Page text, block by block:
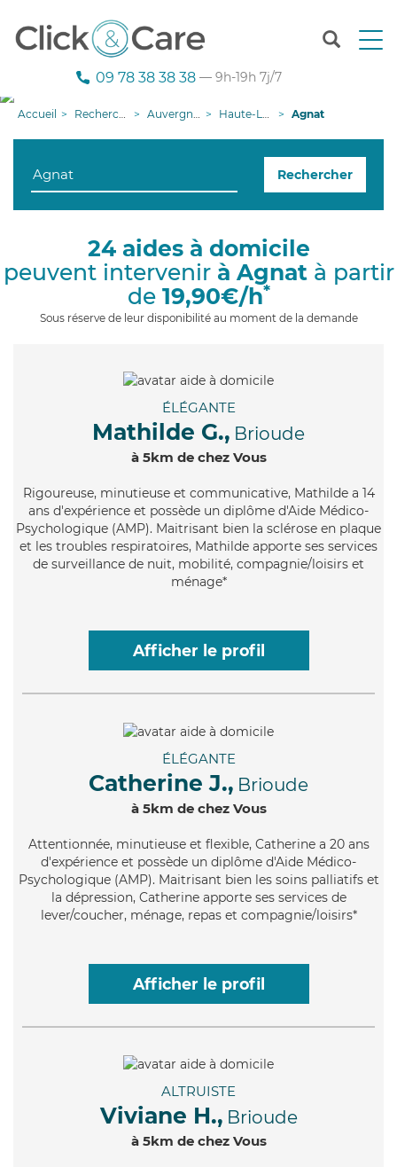
T
n
g
i
09 78 38 38 38 — 9h-19h 7j/7
Accueil Recherche aide à domicile Auvergne-Rhône-Alpes Haute-Loire Agnat
Rechercher
24 aides à domicile
peuvent intervenir à Agnatà partir
de 19,90€/h*
Sous réserve de leur disponibilité au moment de la demande
ÉLÉGANTE
Mathilde G., Brioude
à 5km de chez Vous
Rigoureuse, minutieuse et communicative, Mathilde a 14
ans d'expérience et possède un diplôme d'Aide Médico-
Psychologique (AMP). Maitrisant bien la sclérose en plaque
et les troubles respiratoires, Mathilde apporte ses services
de surveillance de nuit, mobilité, compagnie/loisirs et
ménage*
Afficher le profil
ÉLÉGANTE
Catherine J., Brioude
à 5km de chez Vous
Attentionnée, minutieuse et flexible, Catherine a 20 ans
d'expérience et possède un diplôme d'Aide Médico-
Psychologique (AMP). Maitrisant bien les soins palliatifs et
la dépression, Catherine apporte ses services de
lever/coucher, ménage, repas et compagnie/loisirs*
Afficher le profil
ALTRUISTE
Viviane H., Brioude
à 5km de chez Vous